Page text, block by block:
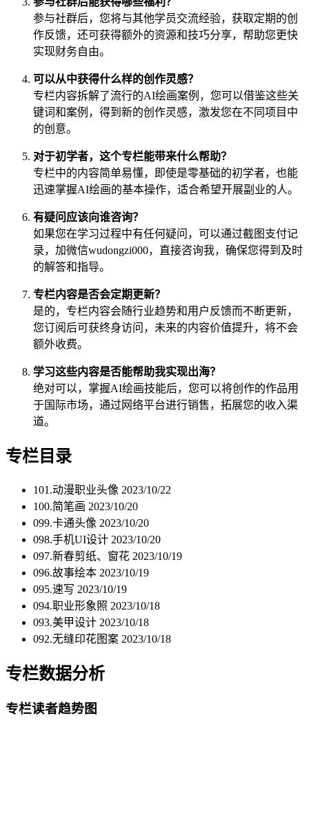
参与社群后，您将与其他学员交流经验，获取定期的创
作反馈，还可获得额外的资源和技巧分享，帮助您更快
实现财务自由。
可以从中获得什么样的创作灵感？
专栏内容拆解了流行的AI绘画案例，您可以借鉴这些关
键词和案例，得到新的创作灵感，激发您在不同项目中
的创意。
对于初学者，这个专栏能带来什么帮助？
专栏中的内容简单易懂，即使是零基础的初学者，也能
迅速掌握AI绘画的基本操作，适合希望开展副业的人。
有疑问应该向谁咨询？
如果您在学习过程中有任何疑问，可以通过截图支付记
录，加微信wudongzi000，直接咨询我，确保您得到及时
的解答和指导。
专栏内容是否会定期更新？
是的，专栏内容会随行业趋势和用户反馈而不断更新，
您订阅后可获终身访问，未来的内容价值提升，将不会
额外收费。
学习这些内容是否能帮助我实现出海？
绝对可以，掌握AI绘画技能后，您可以将创作的作品用
于国际市场，通过网络平台进行销售，拓展您的收入渠
道。
专栏目录
101.动漫职业头像 2023/10/22
100.简笔画 2023/10/20
099.卡通头像 2023/10/20
098.手机UI设计 2023/10/20
097.新春剪纸、窗花 2023/10/19
096.故事绘本 2023/10/19
095.速写 2023/10/19
094.职业形象照 2023/10/18
093.美甲设计 2023/10/18
092.无缝印花图案 2023/10/18
专栏数据分析
专栏读者趋势图